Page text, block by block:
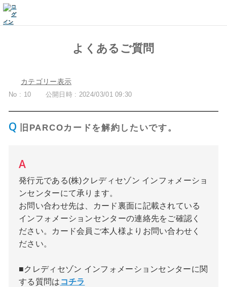
よくあるご質問
カテゴリー表示
No : 10 公開日時 : 2024/03/01 09:30
旧PARCOカードを解約したいです。
発行元である(株)クレディセゾン インフォメーショ
ンセンターにて承ります。
お問い合わせ先は、カード裏面に記載されている
インフォメーションセンターの連絡先をご確認く
ださい。カード会員ご本人様よりお問い合わせく
ださい。
■クレディセゾン インフォメーションセンターに関
する質問は コチラ